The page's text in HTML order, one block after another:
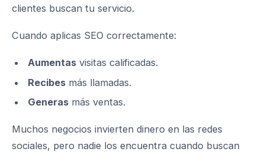
clientes buscan tu servicio.
Cuando aplicas SEO correctamente:
Aumentas visitas calificadas.
Recibes más llamadas.
Generas más ventas.
Muchos negocios invierten dinero en las redes
sociales, pero nadie los encuentra cuando buscan